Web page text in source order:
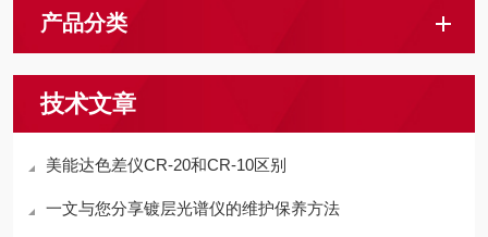
产品分类
技术文章
美能达色差仪CR-20和CR-10区别
一文与您分享镀层光谱仪的维护保养方法